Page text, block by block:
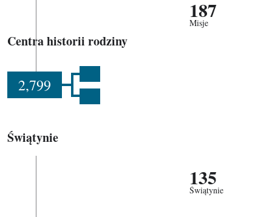
187
Misje
Centra historii rodziny
2,799
Świątynie
135
Świątynie